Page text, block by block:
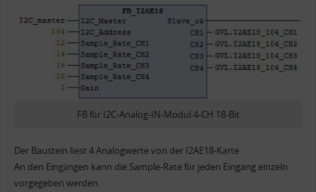
FB für I2C-Analog-IN-Modul 4-CH 18-Bit
Der Baustein liest 4 Analogwerte von der I2AE18-Karte
An den Eingängen kann die Sample-Rate für jeden Eingang einzeln
vorgegeben werden.